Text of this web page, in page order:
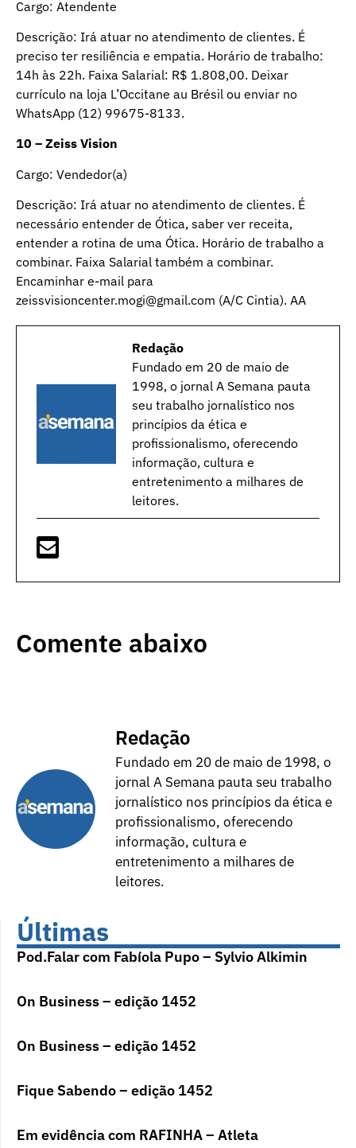
Cargo: Atendente
Descrição: Irá atuar no atendimento de clientes. É
preciso ter resiliência e empatia. Horário de trabalho:
14h às 22h. Faixa Salarial: R$ 1.808,00. Deixar
currículo na loja L’Occitane au Brésil ou enviar no
WhatsApp (12) 99675-8133.
10 – Zeiss Vision
Cargo: Vendedor(a)
Descrição: Irá atuar no atendimento de clientes. É
necessário entender de Ótica, saber ver receita,
entender a rotina de uma Ótica. Horário de trabalho a
combinar. Faixa Salarial também a combinar.
Encaminhar e-mail para
zeissvisioncenter.mogi@gmail.com (A/C Cintia). AA
Redação
Fundado em 20 de maio de
1998, o jornal A Semana pauta
seu trabalho jornalístico nos
princípios da ética e
profissionalismo, oferecendo
informação, cultura e
entretenimento a milhares de
leitores.
Comente abaixo
Redação
Fundado em 20 de maio de 1998, o
jornal A Semana pauta seu trabalho
jornalístico nos princípios da ética e
profissionalismo, oferecendo
informação, cultura e
entretenimento a milhares de
leitores.
Últimas
Pod.Falar com Fabíola Pupo – Sylvio Alkimin
On Business – edição 1452
On Business – edição 1452
Fique Sabendo – edição 1452
Em evidência com RAFINHA – Atleta